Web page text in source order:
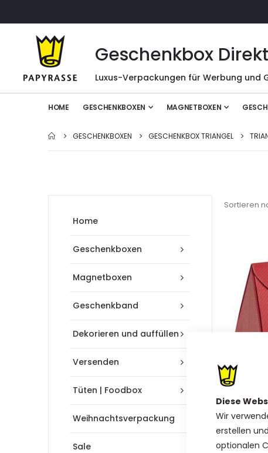
Diese
Wir
erstellen
optionalen
Geschenkbox Direkt
Luxus-Verpackungen für Werbung und
HOME GESCHENKBOXEN MAGNETBOXEN
GESCHENKBOXEN GESCHENKBOX TRIANGEL
Sortieren
Triangel
Stück.
95,00 €
Home
Geschenkboxen
Magnetboxen
Geschenkband
Dekorieren und auffüllen
Versenden
Tüten | Foodbox
Weihnachtsverpackung
Sale